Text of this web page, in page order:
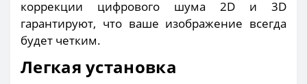
коррекции цифрового шума 2D и 3D
гарантируют, что ваше изображение всегда
будет четким.
Легкая установка